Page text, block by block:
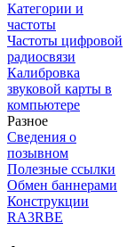
Категории и
частоты
Частоты цифровой
радиосвязи
Калибровка
звуковой карты в
компьютере
Разное
Сведения о
позывном
Полезные ссылки
Обмен баннерами
Конструкции
RA3RBE